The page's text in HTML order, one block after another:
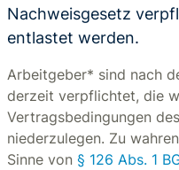
Nachweisgesetz
entlastet werden.
Arbeitgeber* sind nach
derzeit verpflichtet, die
Vertragsbedingungen
niederzulegen. Zu
Sinne von § 126 Abs. 1